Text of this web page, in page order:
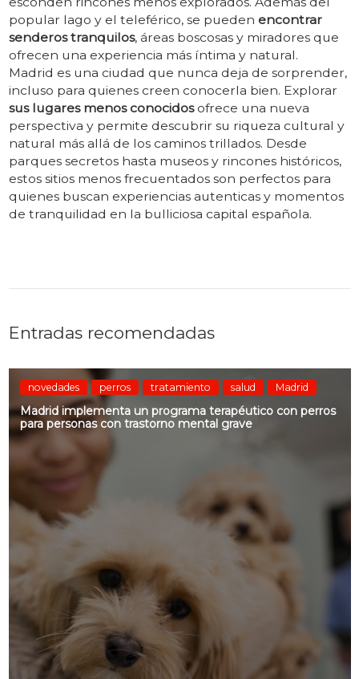
popular lago y el teleférico, se pueden encontrar
senderos tranquilos, áreas boscosas y miradores que
ofrecen una experiencia más íntima y natural.
Madrid es una ciudad que nunca deja de sorprender,
incluso para quienes creen conocerla bien. Explorar
sus lugares menos conocidosofrece una nueva
perspectiva y permite descubrir su riqueza cultural y
natural más allá de los caminos trillados. Desde
parques secretos hasta museos y rincones históricos,
estos sitios menos frecuentados son perfectos para
quienes buscan experiencias autenticas y momentos
de tranquilidad en la bulliciosa capital española.
Entradas recomendadas
novedades perros tratamiento salud Madrid
Madrid implementa un programa terapéutico con perros
para personas con trastorno mental grave